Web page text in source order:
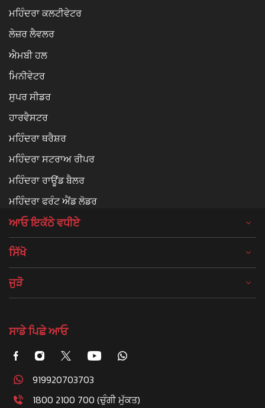
ਮਹਿੰਦਰਾ ਕਲਟੀਵੇਟਰ
ਲੇਜ਼ਰ ਲੈਵਲਰ
ਐਮਬੀ ਹਲ
ਮਿਨੀਵੇਟਰ
ਸੁਪਰ ਸੀਡਰ
ਹਾਰਵੈਸਟਰ
ਮਹਿੰਦਰਾ ਥਰੈਸ਼ਰ
ਮਹਿੰਦਰਾ ਸਟਰਾਅ ਰੀਪਰ
ਮਹਿੰਦਰਾ ਰਾਊਂਡ ਬੈਲਰ
ਮਹਿੰਦਰਾ ਫਰੰਟ ਐਂਡ ਲੋਡਰ
ਆਓ ਇਕੱਠੇ ਵਧੀਏ
ਸਿੱਖੋ
ਜੁੜੋ
ਸਾਡੇ ਪਿਛੇ ਆਓ
919920703703
1800 2100 700 (ਚੁੰਗੀ ਮੁੱਕਤ)